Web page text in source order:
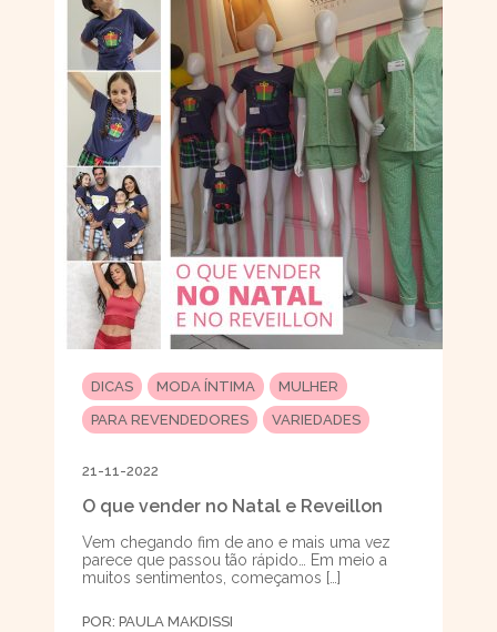
DICAS MODA ÍNTIMA
MULHER
PARA REVENDEDORES
VARIEDADES
21-11-2022
O que vender no Natal e Reveillon
Vem chegando fim de ano e mais uma vez
parece que passou tão rápido… Em meio a
muitos sentimentos, começamos […]
POR: PAULA MAKDISSI